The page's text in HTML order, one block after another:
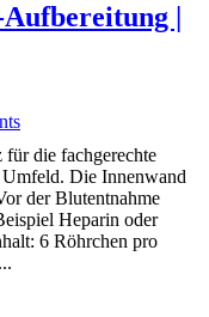
|
die fachgerechte
Die Innenwand
der Blutentnahme
Heparin oder
6 Röhrchen pro